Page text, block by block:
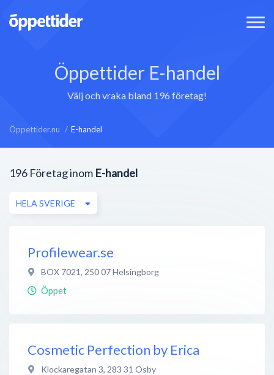
Öppettider E-handel
Välj och vraka bland 196 företag!
Öppettider.nu E-handel
196 Företag inom E-handel
HELA SVERIGE
Profilewear.se
BOX 7021, 250 07Helsingborg
Öppet
Cosmetic Perfection by Erica
Klockaregatan 3, 283 31 Osby